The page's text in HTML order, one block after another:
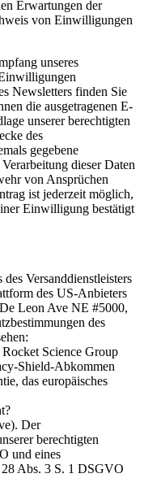
Erwartungen der
von Einwilligungen
unseres
Newsletters finden Sie
die ausgetragenen E-
unserer berechtigten
des
gegebene
dieser Daten
von Ansprüchen
ist jederzeit möglich,
Einwilligung bestätigt
Versanddienstleisters
des US-Anbieters
Leon Ave NE #5000,
des
Science Group
Shield-Abkommen
das europäisches
Der
berechtigten
und eines
Abs. 3 S. 1 DSGVO